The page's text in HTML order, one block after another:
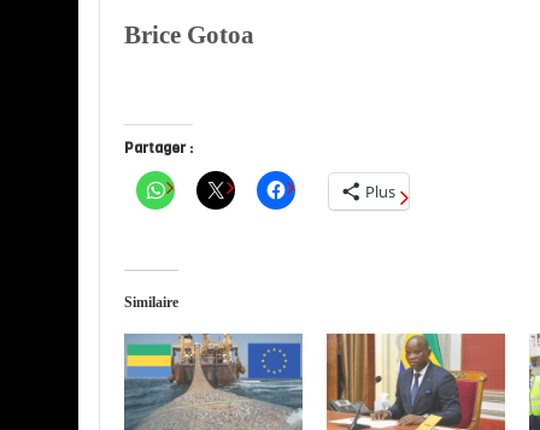
Brice Gotoa
Partager :
Plus
Similaire